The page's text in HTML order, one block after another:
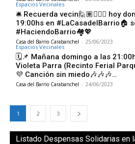
Espacios Vecinales
🛎 Recuerda vecin🙋🏽🙋🏼‍♀️ hoy
19:00hs en #LaCasadelBarrio🏠
#HaciendoBarrio🏘💖
Casa del Barrio Carabanchel - 25/06/2023
Espacios Vecinales
🗓📌 Mañana domingo a las
Violeta Parra (Recinto Ferial
💜 Canción sin miedo🎶🎶🎶…
Casa del Barrio Carabanchel - 24/06/2023
1 2 3
Listado Despensas Solidarias en